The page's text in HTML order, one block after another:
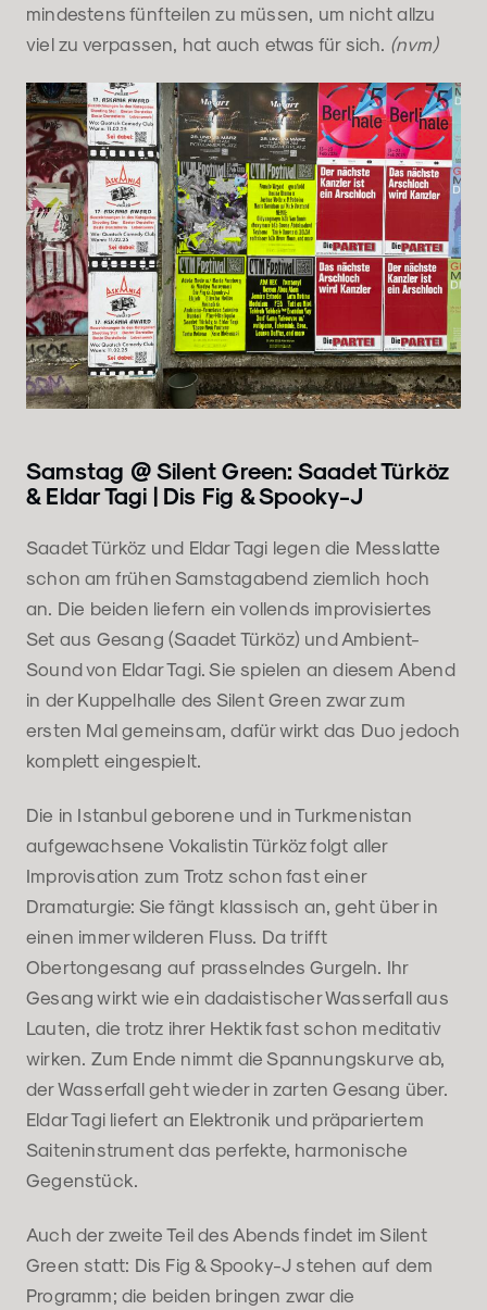
mindestens fünfteilen zu müssen, um nicht allzu
viel zu verpassen, hat auch etwas für sich. (nvm)
Samstag @ Silent Green: Saadet Türköz
& Eldar Tagi | Dis Fig & Spooky-J
Saadet Türköz und Eldar Tagi legen die Messlatte
schon am frühen Samstagabend ziemlich hoch
an. Die beiden liefern ein vollends improvisiertes
Set aus Gesang (Saadet Türköz) und Ambient-
Sound von Eldar Tagi. Sie spielen an diesem Abend
in der Kuppelhalle des Silent Green zwar zum
ersten Mal gemeinsam, dafür wirkt das Duo jedoch
komplett eingespielt.
Die in Istanbul geborene und in Turkmenistan
aufgewachsene Vokalistin Türköz folgt aller
Improvisation zum Trotz schon fast einer
Dramaturgie: Sie fängt klassisch an, geht über in
einen immer wilderen Fluss. Da trifft
Obertongesang auf prasselndes Gurgeln. Ihr
Gesang wirkt wie ein dadaistischer Wasserfall aus
Lauten, die trotz ihrer Hektik fast schon meditativ
wirken. Zum Ende nimmt die Spannungskurve ab,
der Wasserfall geht wieder in zarten Gesang über.
Eldar Tagi liefert an Elektronik und präpariertem
Saiteninstrument das perfekte, harmonische
Gegenstück.
Auch der zweite Teil des Abends findet im Silent
Green statt: Dis Fig & Spooky-J stehen auf dem
Programm; die beiden bringen zwar die